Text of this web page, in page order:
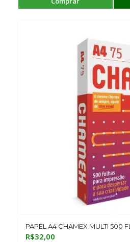
PAPEL A4 CHAMEX MULTI 500 FL
R$32,00